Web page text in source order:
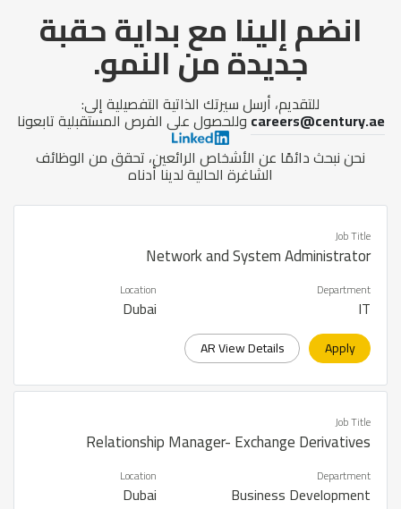
انضم إلينا مع بداية حقبة
جديدة من النمو.
للتقديم، أرسل سيرتك الذاتية التفصيلية إلى:
careers@century.aeوللحصول على الفرص المستقبلية تابعونا
نحن نبحث دائمًا عن الأشخاص الرائعين، تحقق من الوظائف
الشاغرة الحالية لدينا أدناه
Job Title
Network and System Administrator
Department
IT
Location
Dubai
Apply
AR View Details
Job Title
Relationship Manager- Exchange Derivatives
Department
Business Development
Location
Dubai